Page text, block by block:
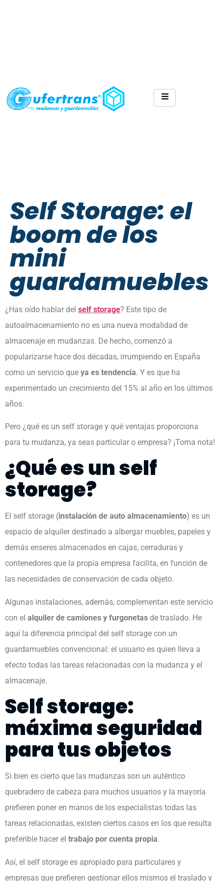
Self Storage: el
boom de los
mini
guardamuebles
¿Has oído hablar del self storage? Este tipo de
autoalmacenamiento no es una nueva modalidad de
almacenaje en mudanzas. De hecho, comenzó a
popularizarse hace dos décadas, irrumpiendo en España
como un servicio que ya es tendencia. Y es que ha
experimentado un crecimiento del 15% al año en los últimos
años.
Pero ¿qué es un self storage y qué ventajas proporciona
para tu mudanza, ya seas particular o empresa? ¡Toma nota!
¿Qué es un self
storage?
El self storage (instalación de auto almacenamiento) es un
espacio de alquiler destinado a albergar muebles, papeles y
demás enseres almacenados en cajas, cerraduras y
contenedores que la propia empresa facilita, en función de
las necesidades de conservación de cada objeto.
Algunas instalaciones, además, complementan este servicio
con el alquiler de camiones y furgonetas de traslado. He
aquí la diferencia principal del self storage con un
guardamuebles convencional: el usuario es quien lleva a
efecto todas las tareas relacionadas con la mudanza y el
almacenaje.
Self storage:
máxima seguridad
para tus objetos
Si bien es cierto que las mudanzas son un auténtico
quebradero de cabeza para muchos usuarios y la mayoría
prefieren poner en manos de los especialistas todas las
tareas relacionadas, existen ciertos casos en los que resulta
preferible hacer el trabajo por cuenta propia.
Así, el self storage es apropiado para particulares y
empresas que prefieren gestionar ellos mismos el traslado y